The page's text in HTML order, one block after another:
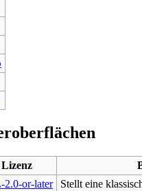
Lizenz
2.0-or-later Stellt eine